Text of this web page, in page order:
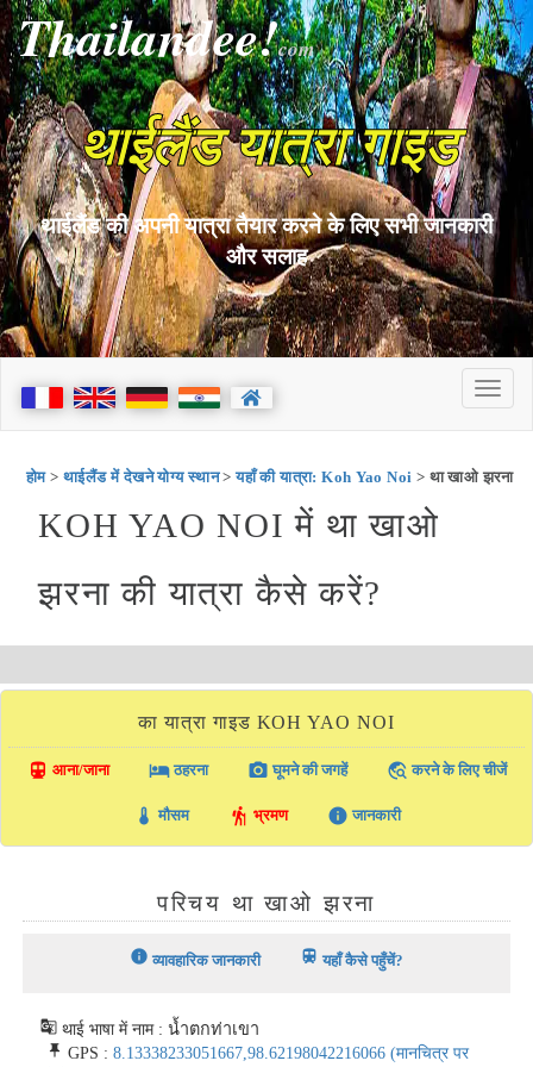
Thailandee!com
थाईलैंड यात्रा गाइड
थाईलैंड की अपनी यात्रा तैयार करने के लिए सभी जानकारी
और सलाह
होम>थाईलैंड में देखने योग्य स्थान>यहाँ की यात्रा: Koh Yao Noi > था खाओ झरना
KOH YAO NOI में था खाओ
झरना की यात्रा कैसे करें?
का यात्रा गाइड KOH YAO NOI
directions_transit आना/जाना local_hotelठहरना photo_camera घूमने की जगहें travel_explore करने के लिए चीजें
thermostat मौसम hiking भ्रमण info जानकारी
परिचय था खाओ झरना
info व्यावहारिक जानकारी train यहाँ कैसे पहुँचें?
g_translate थाई भाषा में नाम : น้ำตกท่าเขา
push_pin GPS : 8.13338233051667,98.62198042216066 (मानचित्र पर